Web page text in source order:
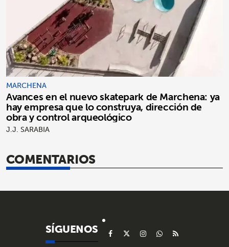
MARCHENA
Avances en el nuevo skatepark de Marchena: ya
hay empresa que lo construya, dirección de
obra y control arqueológico
J.J. SARABIA
COMENTARIOS
SÍGUENOS